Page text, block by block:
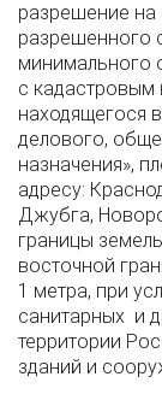
разрешение на
разрешенного
минимального
с кадастровым
находящегося
делового,
назначения»,
адресу:
Джубга,
границы
восточной
1 метра, при
санитарных и
территории
зданий и